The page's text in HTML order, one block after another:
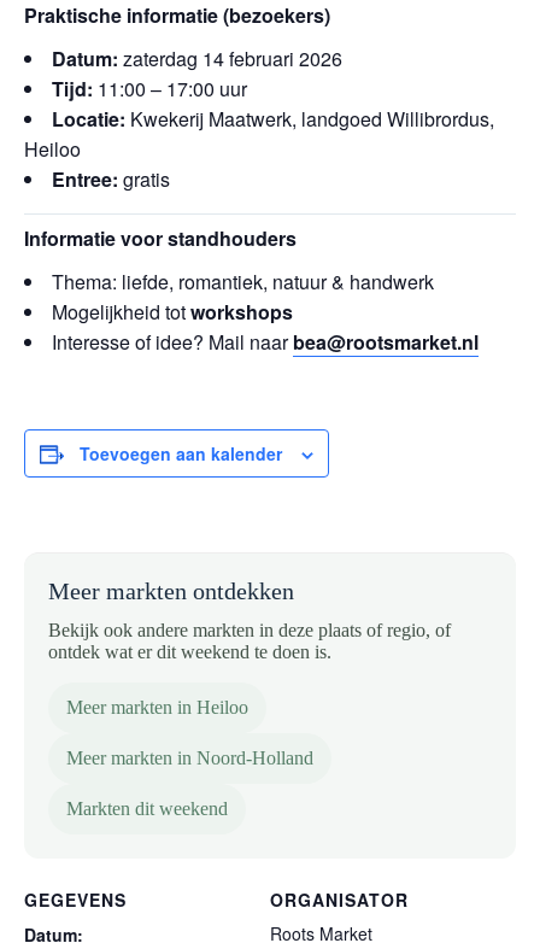
Praktische informatie (bezoekers)
Datum: zaterdag 14 februari 2026
Tijd: 11:00 – 17:00 uur
Locatie: Kwekerij Maatwerk, landgoed Willibrordus,
Heiloo
Entree: gratis
Informatie voor standhouders
Thema: liefde, romantiek, natuur & handwerk
Mogelijkheid totworkshops
Interesse of idee? Mail naarbea@rootsmarket.nl
Toevoegen aan kalender
Meer markten ontdekken
Bekijk ook andere markten in deze plaats of regio, of
ontdek wat er dit weekend te doen is.
Meer markten in Heiloo
Meer markten in Noord-Holland
Markten dit weekend
GEGEVENS
Datum:
ORGANISATOR
Roots Market